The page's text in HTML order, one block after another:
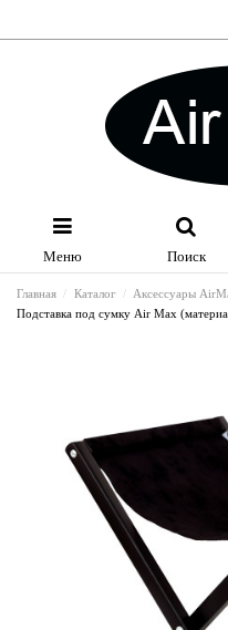
Меню Поиск
Главная Каталог Аксессуары
Подставка под сумку Air Max